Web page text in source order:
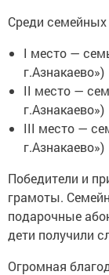
Среди
I место —
г.Азнакаево»)
II место —
г.Азнакаево»)
III место —
г.Азнакаево»)
Победители и
грамоты.
подарочные
дети получили
Огромная